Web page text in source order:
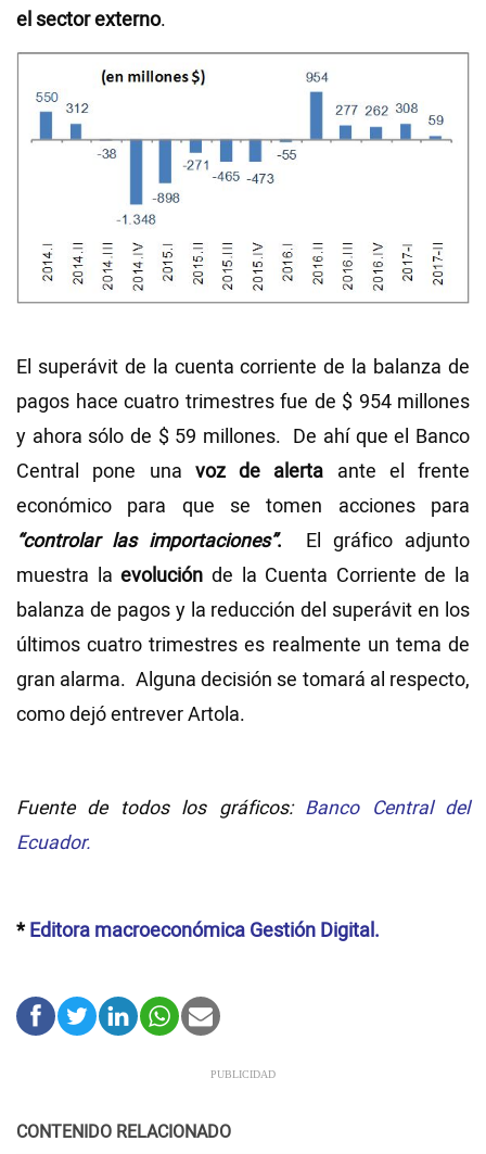
el sector externo.
El superávit de la cuenta corriente de la balanza de
pagos hace cuatro trimestres fue de $ 954 millones
y ahora sólo de $ 59 millones. De ahí que el Banco
Central pone una voz de alerta ante el frente
económico para que se tomen acciones para
“controlar las importaciones”. El gráfico adjunto
muestra laevolución de la Cuenta Corriente de la
balanza de pagos y la reducción del superávit en los
últimos cuatro trimestres es realmente un tema de
gran alarma. Alguna decisión se tomará al respecto,
como dejó entrever Artola.
Fuente de todos los gráficos: Banco Central del
Ecuador.
*Editora macroeconómica Gestión Digital.
CONTENIDO RELACIONADO